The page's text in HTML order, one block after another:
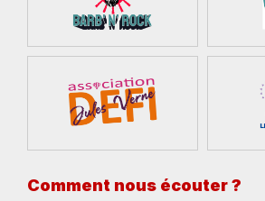
Comment nous écouter ?